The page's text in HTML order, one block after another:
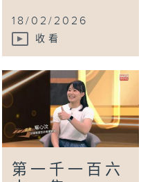
18/02/2026
收看
第一千一百六